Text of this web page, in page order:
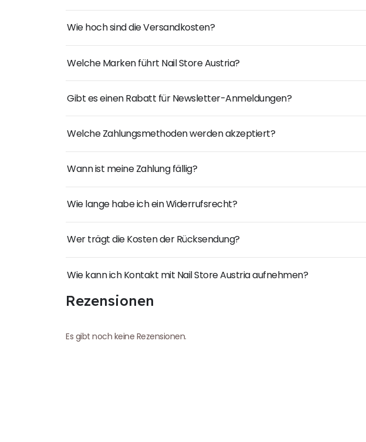
Wie hoch sind die Versandkosten?
Welche Marken führt Nail Store Austria?
Gibt es einen Rabatt für Newsletter-Anmeldungen?
Welche Zahlungsmethoden werden akzeptiert?
Wann ist meine Zahlung fällig?
Wie lange habe ich ein Widerrufsrecht?
Wer trägt die Kosten der Rücksendung?
Wie kann ich Kontakt mit Nail Store Austria aufnehmen?
Rezensionen
Es gibt noch keine Rezensionen.